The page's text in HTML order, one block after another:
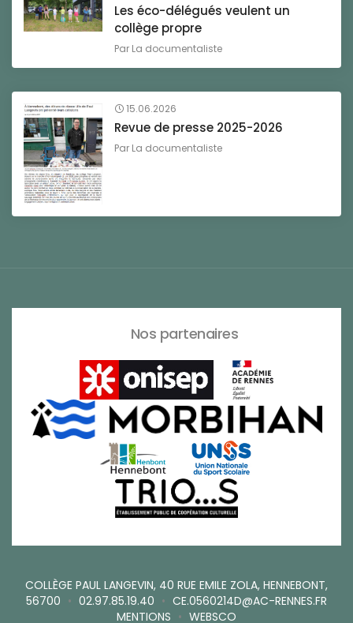
Les éco-délégués veulent un
collège propre
Par La documentaliste
15.06.2026
Revue de presse 2025-2026
Par La documentaliste
Nos partenaires
COLLÈGE PAUL LANGEVIN, 40 RUE EMILE ZOLA, HENNEBONT,
56700 • 02.97.85.19.40 • CE.0560214D@AC-RENNES.FR
MENTIONS • WEBSCO